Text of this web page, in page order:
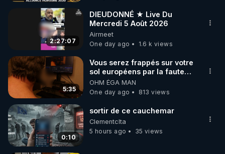
2:27:07
DIEUDONNÉ ★ Live Du
Mercredi 5 Août 2026
Airmeet
One day ago
1.6 k views
5:35
Vous serez frappés sur votre
sol européens par la faute
des dirigeants qui s'en
mettent dans le nez
OHM ÉGA MAN
One day ago
813 views
0:10
sortir de ce cauchemar
Clementclta
5 hours ago
35 views